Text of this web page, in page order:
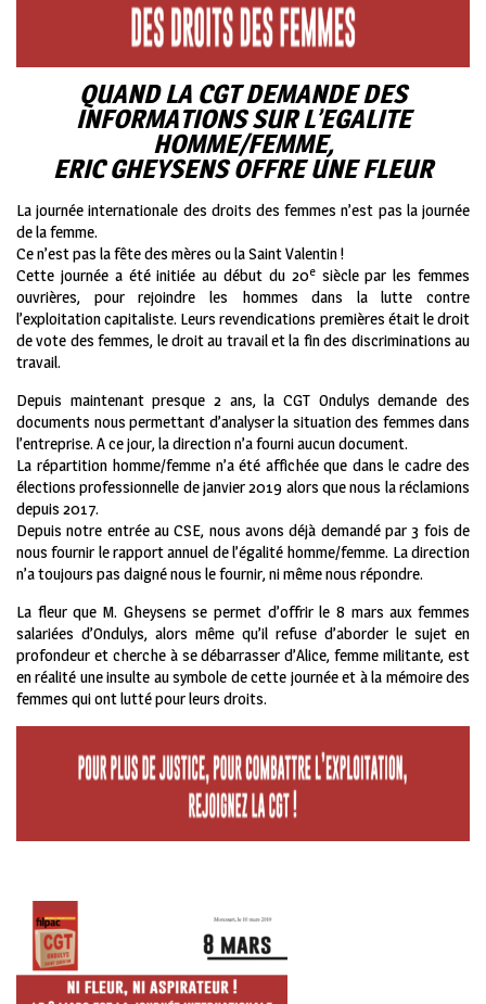
QUAND LA CGT DEMANDE DES
INFORMATIONS SUR L’EGALITE
HOMME/FEMME,
ERIC GHEYSENS OFFRE UNE FLEUR
La journée internationale des droits des femmes n’est pas la journée
de la femme.
Ce n’est pas la fête des mères ou la Saint Valentin !
Cette journée a été initiée au début du 20esiècle par les femmes
ouvrières, pour rejoindre les hommes dans la lutte contre
l’exploitation capitaliste. Leurs revendications premières était le droit
de vote des femmes, le droit au travail et la fin des discriminations au
travail.
Depuis maintenant presque 2 ans, la CGT Ondulys demande des
documents nous permettant d’analyser la situation des femmes dans
l’entreprise. A ce jour, la direction n’a fourni aucun document.
La répartition homme/femme n’a été affichée que dans le cadre des
élections professionnelle de janvier 2019 alors que nous la réclamions
depuis 2017.
Depuis notre entrée au CSE, nous avons déjà demandé par 3 fois de
nous fournir le rapport annuel de l’égalité homme/femme. La direction
n’a toujours pas daigné nous le fournir, ni même nous répondre.
La fleur que M. Gheysens se permet d’offrir le 8 mars aux femmes
salariées d’Ondulys, alors même qu’il refuse d’aborder le sujet en
profondeur et cherche à se débarrasser d’Alice, femme militante, est
en réalité une insulte au symbole de cette journée et à la mémoire des
femmes qui ont lutté pour leurs droits.